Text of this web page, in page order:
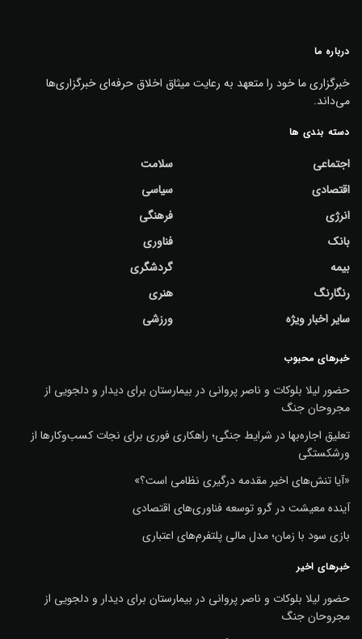
درباره ما
خبرگزاری ما خود را متعهد به رعایت میثاق اخلاق حرفه‌ای خبرگزاری‌ها
می‌داند.
دسته بندی ها
اجتماعی
اقتصادی
انرژی
بانک
بیمه
رنگارنگ
سایر اخبار ویژه
سلامت
سیاسی
فرهنگی
فناوری
گردشگری
هنری
ورزشی
خبرهای محبوب
حضور لیلا بلوکات و ناصر پروانی در بیمارستان برای دیدار و دلجویی از
مجروحان جنگ
تعلیق اجاره‌بها در شرایط جنگی؛ راهکاری فوری برای نجات کسب‌وکارها از
ورشکستگی
«آیا تنش‌های اخیر مقدمه درگیری نظامی است؟»
آینده معیشت در گرو توسعه فناوری‌های اقتصادی
بازی سود با زمان؛ مدل مالی پلتفرم‌های اعتباری
خبرهای اخیر
حضور لیلا بلوکات و ناصر پروانی در بیمارستان برای دیدار و دلجویی از
مجروحان جنگ